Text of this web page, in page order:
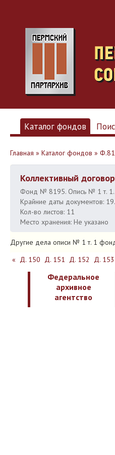
Каталог фондов
Главная » Каталог фондов »
Коллективный
Фонд № 8195. Опись № 1 т.
Крайние даты документов:
Кол-во листов: 11
Место хранения: Не указано
Другие дела описи № 1 т. 1
« Д. 150 Д. 151 Д. 152 Д. 153
Федеральное
архивное
агентство